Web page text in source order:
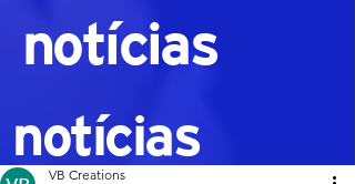
notícias
VB Creations
notícias